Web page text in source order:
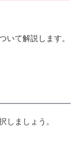
いて解説します。
しましょう。